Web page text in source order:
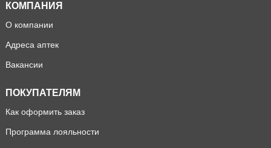
КОМПАНИЯ
О компании
Адреса аптек
Вакансии
ПОКУПАТЕЛЯМ
Как оформить заказ
Программа лояльности